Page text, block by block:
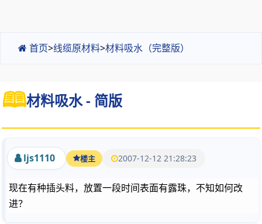
首页>线缆原材料>材料吸水（完整版）
材料吸水 - 简版
ljs1110 楼主 2007-12-12 21:28:23
现在有种插头料，放置一段时间表面有露珠，不知如何改
进？